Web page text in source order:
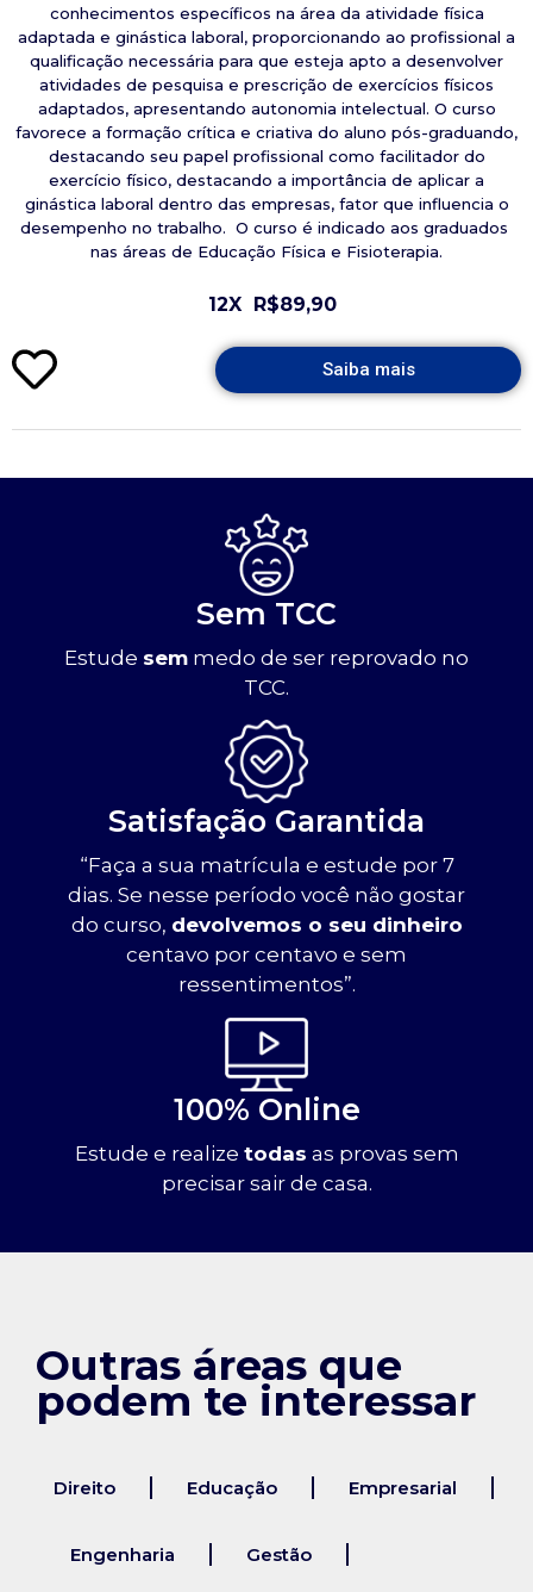
conhecimentos específicos na área da atividade física
adaptada e ginástica laboral, proporcionando ao profissional a
qualificação necessária para que esteja apto a desenvolver
atividades de pesquisa e prescrição de exercícios físicos
adaptados, apresentando autonomia intelectual. O curso
favorece a formação crítica e criativa do aluno pós-graduando,
destacando seu papel profissional como facilitador do
exercício físico, destacando a importância de aplicar a
ginástica laboral dentro das empresas, fator que influencia o
desempenho no trabalho. O curso é indicado aos graduados
nas áreas de Educação Física e Fisioterapia.
12X R$89,90
Saiba mais
Sem TCC
Estude sem medo de ser reprovado no
TCC.
Satisfação Garantida
“Faça a sua matrícula e estude por 7
dias. Se nesse período você não gostar
do curso, devolvemos o seu dinheiro
centavo por centavo e sem
ressentimentos”.
100% Online
Estude e realize todas as provas sem
precisar sair de casa.
Outras áreas que
podem te interessar
Direito Educação Empresarial
Engenharia Gestão